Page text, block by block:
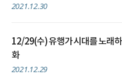
2021.12.30
12/29(수) 유행가 시대를 노래
화
2021.12.29